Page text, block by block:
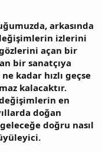
arkasında
izlerini
açan bir
bir sanatçıya
kadar hızlı geçse
kalacaktır.
en
doğan
doğru nasıl